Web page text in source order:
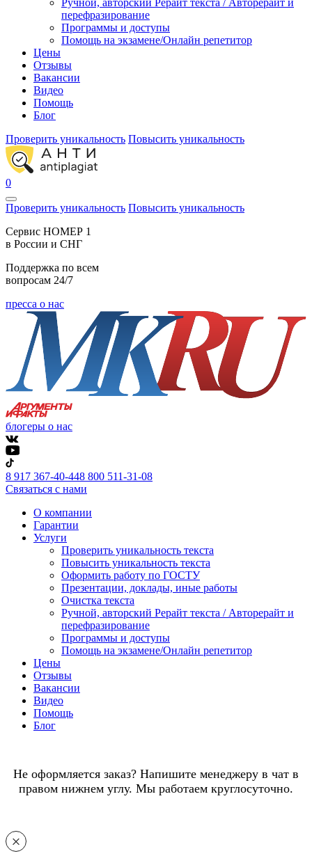
Ручной, авторский Рерайт текста / Авторерайт и
перефразирование
Программы и доступы
Помощь на экзамене/Онлайн репетитор
Цены
Отзывы
Вакансии
Видео
Помощь
Блог
Проверить уникальность Повысить уникальность
0
Проверить уникальность Повысить уникальность
Cервис НОМЕР 1
в России и СНГ
Поддержка по всем
вопросам 24/7
пресса о нас
блогеры о нас
8 917 367-40-448 800 511-31-08
Связаться с нами
О компании
Гарантии
Услуги
Проверить уникальность текста
Повысить уникальность текста
Оформить работу по ГОСТУ
Презентации, доклады, иные работы
Очистка текста
Ручной, авторский Рерайт текста / Авторерайт и
перефразирование
Программы и доступы
Помощь на экзамене/Онлайн репетитор
Цены
Отзывы
Вакансии
Видео
Помощь
Блог
Не оформляется заказ? Напишите менеджеру в чат в
правом нижнем углу. Мы работаем круглосуточно.